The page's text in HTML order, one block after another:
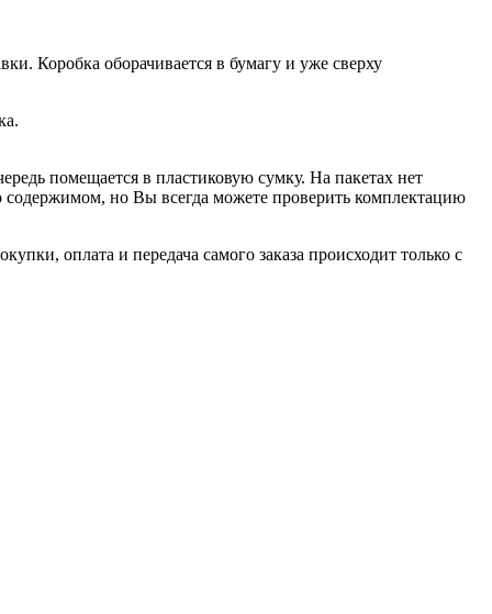
Коробка оборачивается в бумагу и уже сверху
помещается в пластиковую сумку. На пакетах нет
содержимом, но Вы всегда можете проверить комплектацию
оплата и передача самого заказа происходит только с